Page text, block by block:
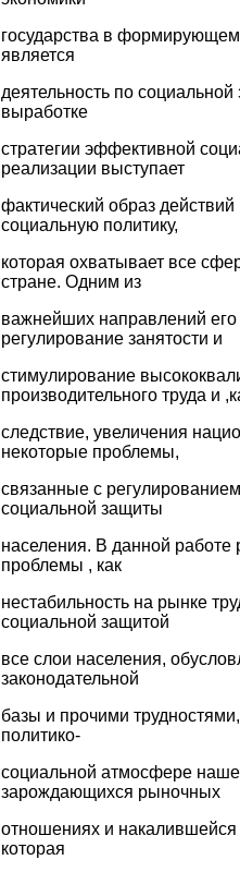
государства в
является
деятельность по
выработке
стратегии эффективной
реализации выступает
фактический образ
социальную политику,
которая охватывает все
стране. Одним из
важнейших направлений его
регулирование занятости и
стимулирование
производительного труда и
следствие, увеличения
некоторые проблемы,
связанные с
социальной защиты
населения. В данной
проблемы , как
нестабильность на рынке
социальной защитой
все слои населения,
законодательной
базы и прочими
политико-
социальной атмосфере
зарождающихся рыночных
отношениях и
которая